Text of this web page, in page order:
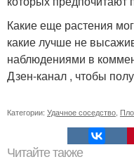
Какие еще растения
какие лучше не
наблюдениями в
Дзен-канал , чтобы
Категории: Удачное соседство
Читайте также